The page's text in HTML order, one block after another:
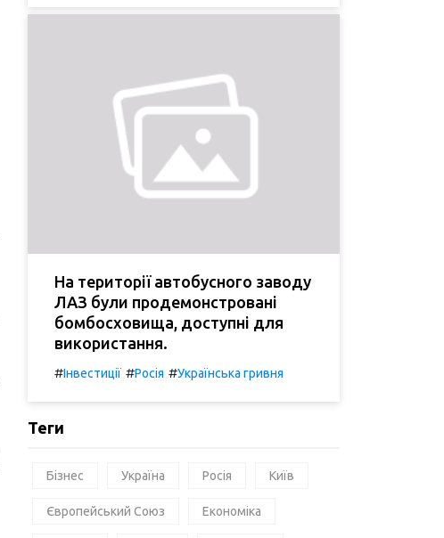
На території автобусного заводу
ЛАЗ були продемонстровані
бомбосховища, доступні для
використання.
#Інвестиції #Росія #Українська гривня
Теги
Бізнес Україна Росія Київ
Європейський Союз Економіка